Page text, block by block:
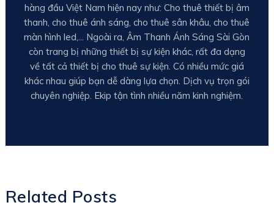
hàng đầu Việt Nam hiện nay như: Cho thuê thiết bị âm
thanh, cho thuê ánh sáng, cho thuê sân khâu, cho thuê
màn hình led,... Ngoài ra, Âm Thanh Ánh Sáng Sài Gòn
còn trang bị những thiết bị sự kiện khác, rất đa dạng
về tất cả thiết bị cho thuê sự kiện. Có nhiều mức giá
khác nhau giúp bạn dễ dàng lựa chọn. Dịch vụ trọn gói
chuyên nghiệp. Ekip tận tình nhiều năm kinh nghiệm.
Related Posts